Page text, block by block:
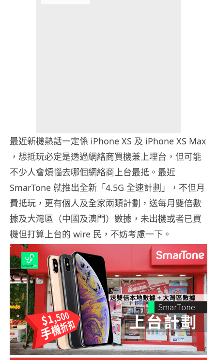
最近新機熱話一定係 iPhone XS 及 iPhone XS Max
，想抵玩必定是透過網絡商買機兼上埋台，但可能
不少人會煩惱去哪個網絡商上台最抵。最近
SmarTone 就推出全新「4.5G 全速計劃」，不但月
費抵玩，更有個人及全家兩類計劃，送每月雙倍數
據及大灣區（中國及澳門）數據，未出機或者已買
機但打算上台的 wire 民，不妨考慮一下。